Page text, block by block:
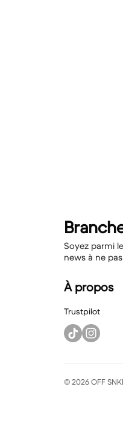
Soyez parmi
news à ne
À propos
Trustpilot
© 2026 OFF